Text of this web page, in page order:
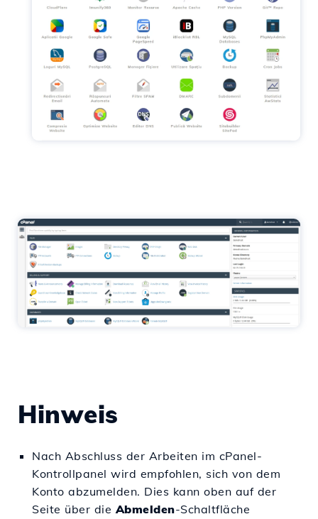
Hinweis
Nach Abschluss der Arbeiten im cPanel-
Kontrollpanel wird empfohlen, sich von dem
Konto abzumelden. Dies kann oben auf der
Seite über dieAbmelden-Schaltfläche